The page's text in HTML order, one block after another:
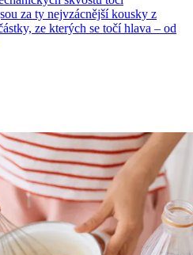
za ty nejvzácnější kousky z
ze kterých se točí hlava – od